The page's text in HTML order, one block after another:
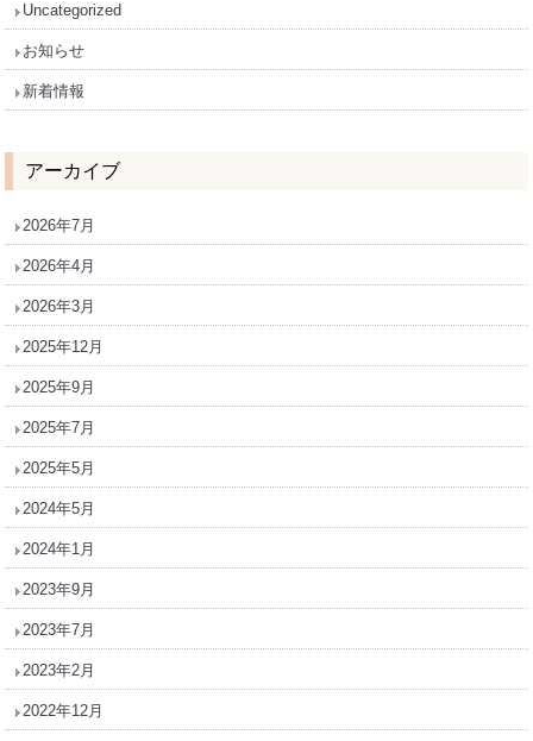
Uncategorized
お知らせ
新着情報
アーカイブ
2026年7月
2026年4月
2026年3月
2025年12月
2025年9月
2025年7月
2025年5月
2024年5月
2024年1月
2023年9月
2023年7月
2023年2月
2022年12月